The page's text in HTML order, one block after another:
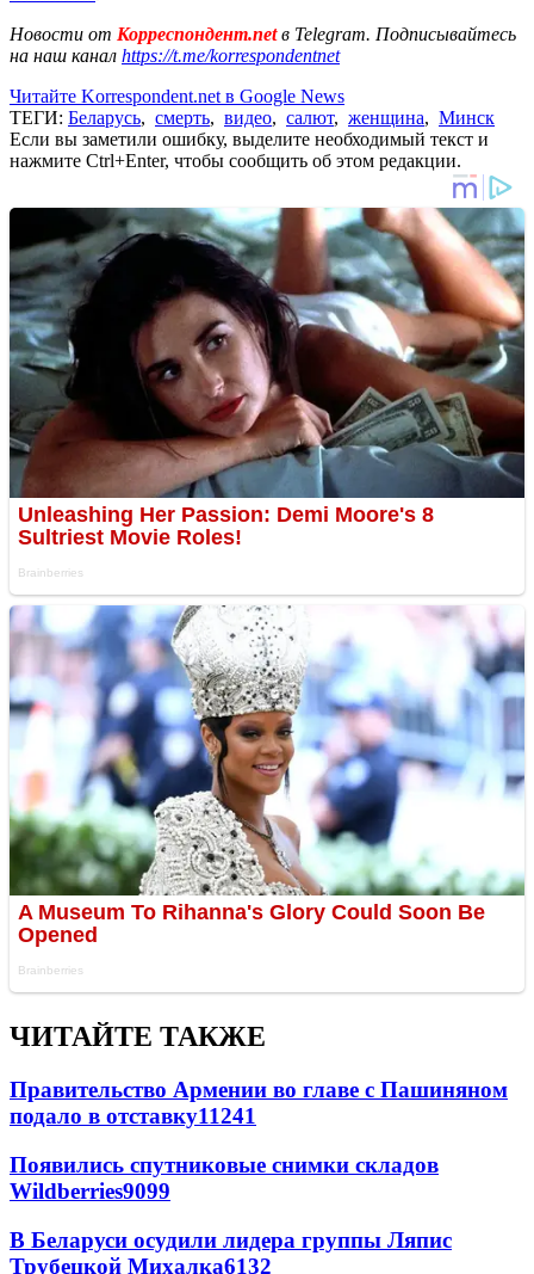
Новости от Корреспондент.netв Telegram. Подписывайтесь
на наш канал https://t.me/korrespondentnet
Читайте Korrespondent.net в Google News
ТЕГИ: Беларусь, смерть, видео, салют, женщина, Минск
Если вы заметили ошибку, выделите необходимый текст и
нажмите Ctrl+Enter, чтобы сообщить об этом редакции.
ЧИТАЙТЕ ТАКЖЕ
Правительство Армении во главе с Пашиняном
подало в отставку11241
Появились спутниковые снимки складов
Wildberries9099
В Беларуси осудили лидера группы Ляпис
Трубецкой Михалка6132